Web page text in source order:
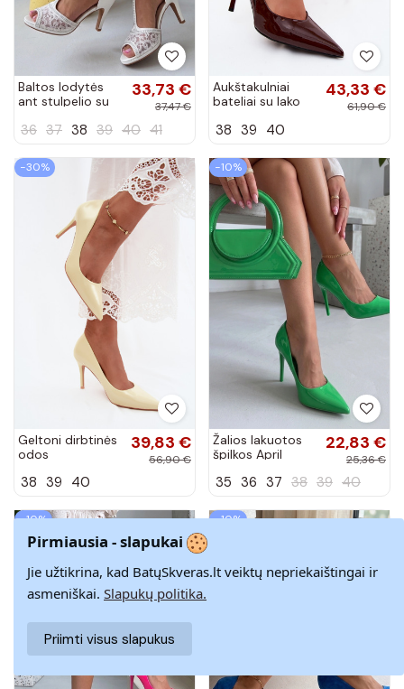
Baltos lodytės
ant stulpelio su
elementais Lyram
33,73 €
37,47 €
36 37 38 39 40 41
Aukštakulniai
bateliai su lako
dirbtinės odos
Fionnel
43,33 €
61,90 €
38 39 40
−30%
Geltoni dirbtinės
odos
bateliai su lako
39,83 €
56,90 €
38 39 40
−10%
Žalios lakuotos
špilkos April
22,83 €
25,36 €
35 36 37 38 39 40
−10% −10%
Pirmiausia - slapukai
Jie užtikrina, kad BatųSkveras.lt veiktų nepriekaištingai ir
asmeniškai. Slapukų politika.
Priimti visus slapukus